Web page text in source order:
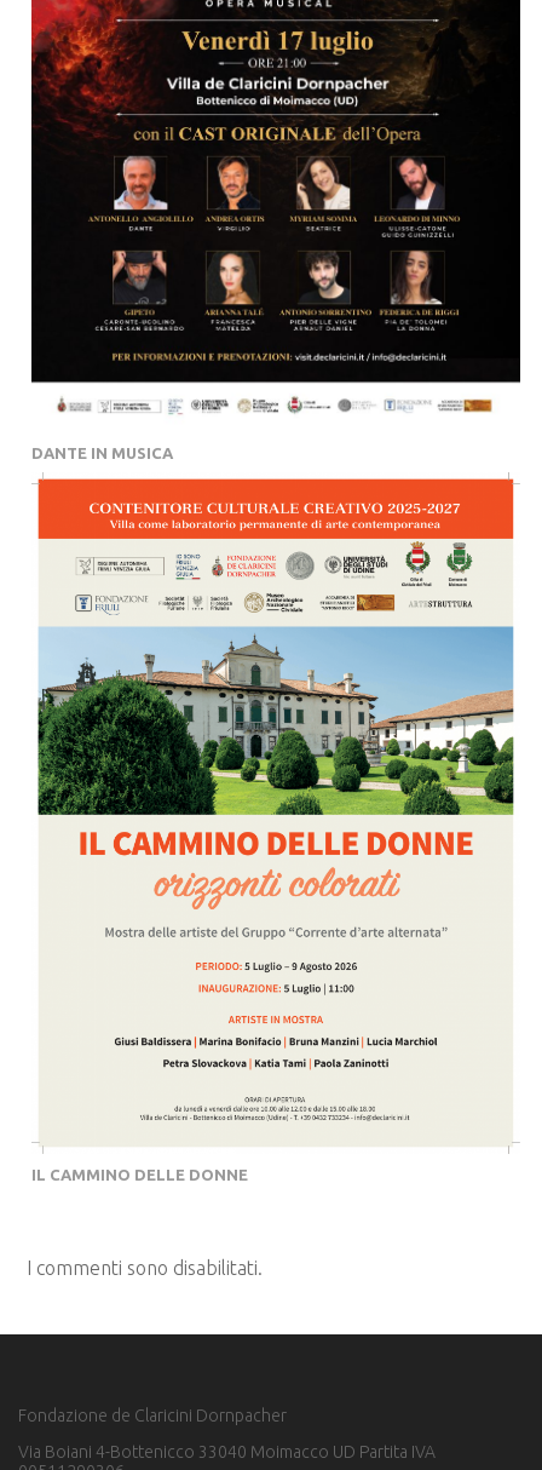
DANTE IN MUSICA
IL CAMMINO DELLE DONNE
I commenti sono disabilitati.
Fondazione de Claricini Dornpacher
Via Boiani 4-Bottenicco 33040 Moimacco UD Partita IVA